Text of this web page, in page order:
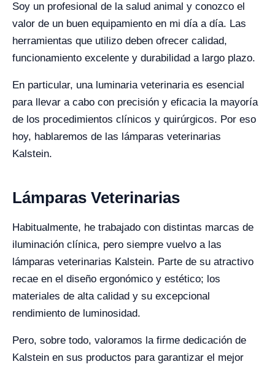
Soy un profesional de la salud animal y conozco el
valor de un buen equipamiento en mi día a día. Las
herramientas que utilizo deben ofrecer calidad,
funcionamiento excelente y durabilidad a largo plazo.
En particular, una luminaria veterinaria es esencial
para llevar a cabo con precisión y eficacia la mayoría
de los procedimientos clínicos y quirúrgicos. Por eso
hoy, hablaremos de las lámparas veterinarias
Kalstein.
Lámparas Veterinarias
Habitualmente, he trabajado con distintas marcas de
iluminación clínica, pero siempre vuelvo a las
lámparas veterinarias Kalstein. Parte de su atractivo
recae en el diseño ergonómico y estético; los
materiales de alta calidad y su excepcional
rendimiento de luminosidad.
Pero, sobre todo, valoramos la firme dedicación de
Kalstein en sus productos para garantizar el mejor